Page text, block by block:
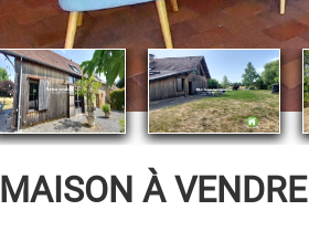
MAISON À VENDRE